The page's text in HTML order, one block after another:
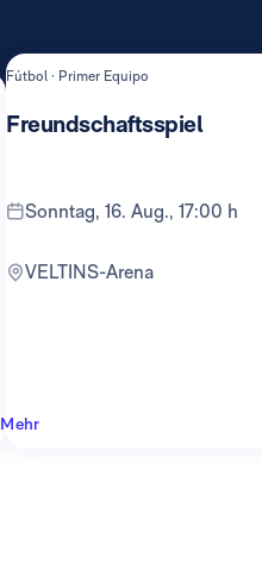
Fútbol · Primer Equipo
Freundschaftsspiel
Sonntag, 16. Aug., 17:00 h
VELTINS-Arena
Mehr